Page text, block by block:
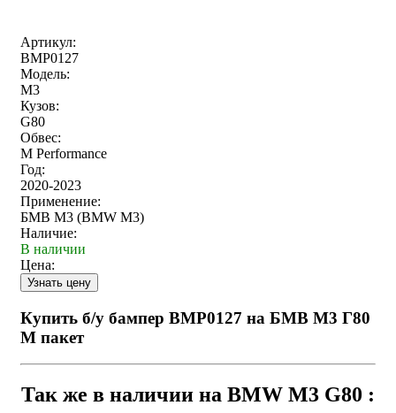
Артикул:
BMP0127
Модель:
M3
Кузов:
G80
Обвес:
M Performance
Год:
2020-2023
Применение:
БМВ М3 (BMW M3)
Наличие:
В наличии
Цена:
Купить б/у бампер BMP0127 на БМВ М3 Г80
М пакет
Так же в наличии на BMW M3 G80 :